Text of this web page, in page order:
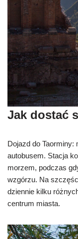
Jak dostać
Dojazd do Taorminy:
autobusem. Stacja
morzem, podczas
wzgórzu. Na
dziennie kilku
centrum miasta.